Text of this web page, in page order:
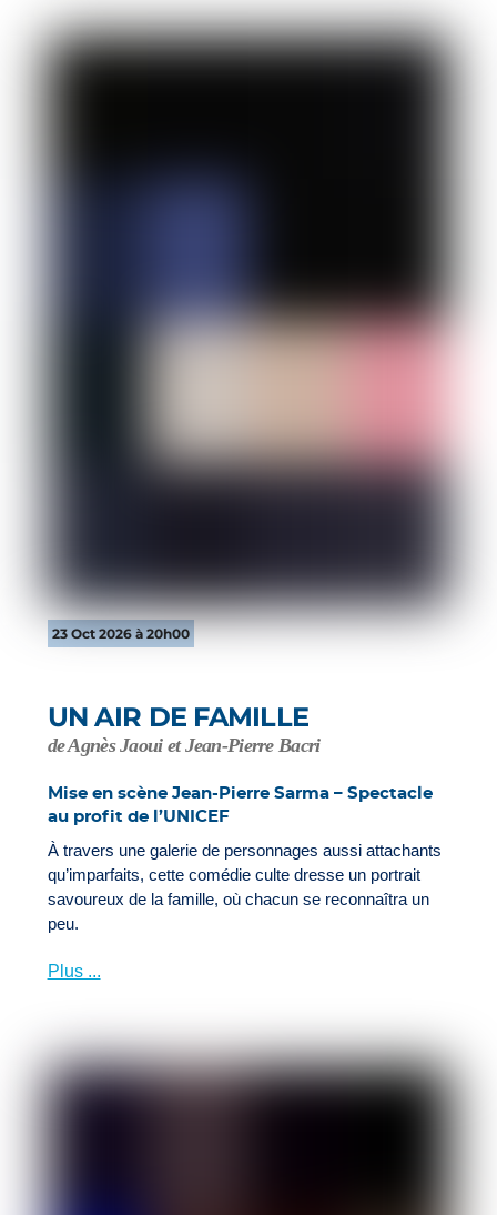
23 Oct 2026 à 20h00
UN AIR DE FAMILLE
de Agnès Jaoui et Jean-Pierre Bacri
Mise en scène Jean-Pierre Sarma – Spectacle
au profit de l’UNICEF
À travers une galerie de personnages aussi attachants
qu’imparfaits, cette comédie culte dresse un portrait
savoureux de la famille, où chacun se reconnaîtra un
peu.
Plus ...